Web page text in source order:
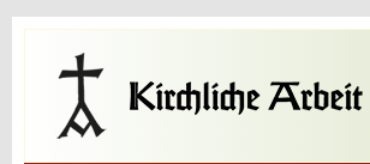
Direkt zum Inhalt